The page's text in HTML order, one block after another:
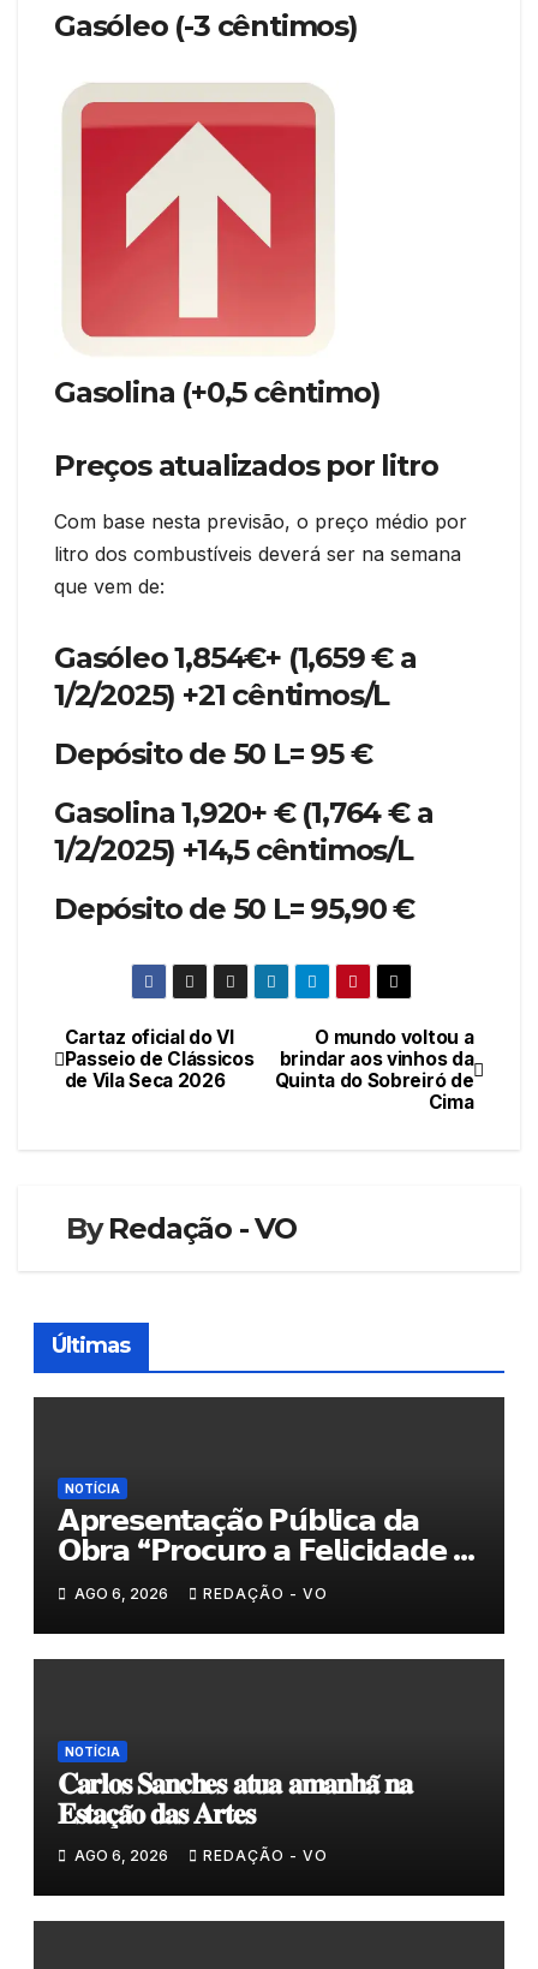
Gasóleo (-3cêntimos)
Gasolina (+0,5 cêntimo)
Preços atualizados por litro
Com base nesta previsão, o preço médio por
litro dos combustíveis deverá ser na semana
que vem de:
Gasóleo 1,854€+ (1,659 € a
1/2/2025) +21 cêntimos/L
Depósito de 50 L= 95 €
Gasolina 1,920+ € (1,764 € a
1/2/2025) +14,5 cêntimos/L
Depósito de 50 L= 95,90 €
Navegação
de
O mundo voltou a
brindar aos vinhos da
Quinta do Sobreiró de
Cima
Cartaz oficial do VI
Passeio de Clássicos
de Vila Seca 2026
ByRedação - VO
Últimas
NOTÍCIA
𝗔𝗽𝗿𝗲𝘀𝗲𝗻𝘁𝗮𝗰̧𝗮̃𝗼 𝗣𝘂́𝗯𝗹𝗶𝗰𝗮 𝗱𝗮
𝗢𝗯𝗿𝗮 “𝗣𝗿𝗼𝗰𝘂𝗿𝗼 𝗮 𝗙𝗲𝗹𝗶𝗰𝗶𝗱𝗮𝗱𝗲 𝗲
𝗲𝗹𝗮 𝗺𝗼𝗿𝗮 𝗰𝗼𝗺𝗶𝗴𝗼”
AGO 6, 2026 REDAÇÃO - VO
NOTÍCIA
𝐂𝐚𝐫𝐥𝐨𝐬 𝐒𝐚𝐧𝐜𝐡𝐞𝐬 𝐚𝐭𝐮𝐚 𝐚𝐦𝐚𝐧𝐡𝐚̃ 𝐧𝐚
𝐄𝐬𝐭𝐚𝐜̧𝐚̃𝐨 𝐝𝐚𝐬 𝐀𝐫𝐭𝐞𝐬
AGO 6, 2026 REDAÇÃO - VO